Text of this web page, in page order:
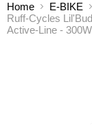
Home
E-BIKE
Ruff-Cycles
Active-Line -